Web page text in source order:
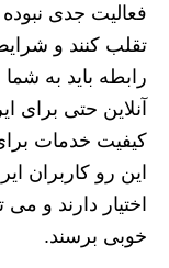
فعالیت جدی
تقلب کنند و
رابطه باید به
آنلاین حتی برای
کیفیت خدمات
این رو کاربران
اختیار دارند و
خوبی برسند.